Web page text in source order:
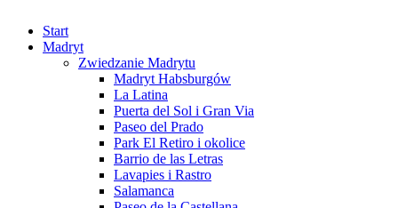
Start
Madryt
Zwiedzanie Madrytu
Madryt Habsburgów
La Latina
Puerta del Sol i Gran Via
Paseo del Prado
Park El Retiro i okolice
Barrio de las Letras
Lavapies i Rastro
Salamanca